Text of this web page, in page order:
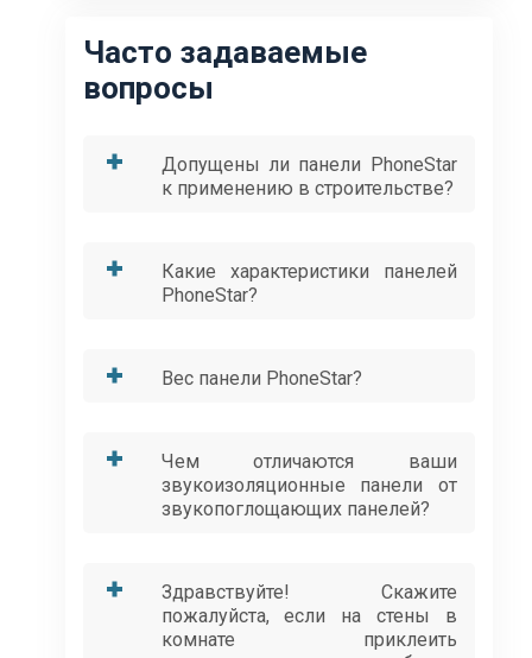
Часто задаваемые
вопросы
Допущены ли панели PhoneStar
к применению в строительстве?
Какие характеристики панелей
PhoneStar?
Вес панели PhoneStar?
Чем отличаются ваши
звукоизоляционные панели от
звукопоглощающих панелей?
Здравствуйте! Скажите
пожалуйста, если на стены в
комнате приклеить